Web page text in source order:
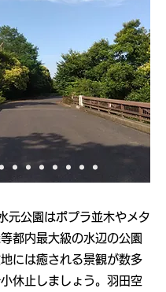
元公園はポプラ並木やメタ
都内最大級の水辺の公園
には癒される景観が数多
休止しましょう。羽田空